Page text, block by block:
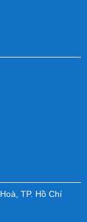
TP. Hồ Chí